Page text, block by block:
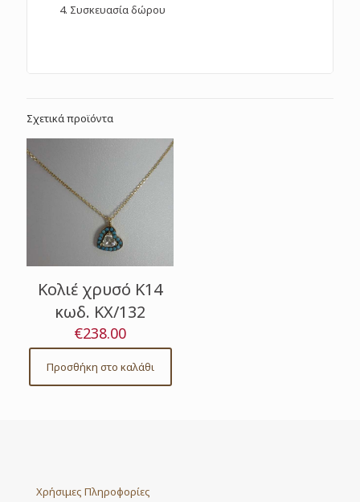
Συσκευασία δώρου
Σχετικά προϊόντα
Κολιέ χρυσό Κ14
κωδ. ΚΧ/132
€238.00
Προσθήκη στο καλάθι
Χρήσιμες Πληροφορίες